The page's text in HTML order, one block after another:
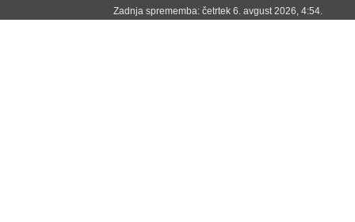
Zadnja sprememba: četrtek 6. avgust 2026, 4:54.